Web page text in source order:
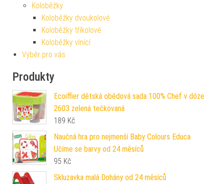
Koloběžky
Koloběžky dvoukolové
Koloběžky tříkolové
Koloběžky vlnící
Výběr pro vás
Produkty
Ecoiffier dětská obědová sada 100% Chef v dóze
2603 zelená tečkovaná
189 Kč
Naučná hra pro nejmenší Baby Colours Educa
Učíme se barvy od 24 měsíců
95 Kč
Skluzavka malá Dohány od 24 měsíců